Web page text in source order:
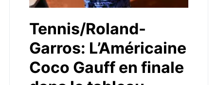
Tennis/Roland-
Garros: L’Américaine
Coco Gauff en finale